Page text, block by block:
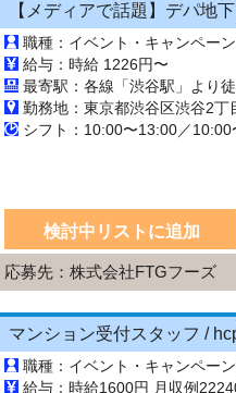
職種：イベント・キャンペー
給与：時給 1226円〜
検討中リストに追加
応募先：株式会社FTGフーズ
マンション受付スタッフ /
職種：イベント・キャンペー